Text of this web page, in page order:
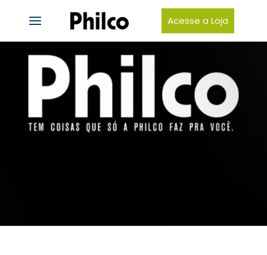
Acesse a Loja